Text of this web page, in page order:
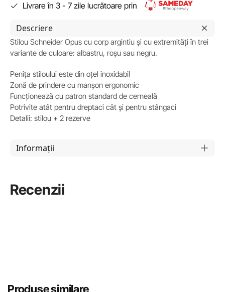
Livrare în 3 - 7 zile lucrătoare prin
Descriere
Stilou Schneider Opus cu corp argintiu și cu extremități în trei
variante de culoare: albastru, roșu sau negru.
Penița stiloului este din oțel inoxidabil
Zonă de prindere cu manșon ergonomic
Funcționează cu patron standard de cerneală
Potrivite atât pentru dreptaci cât și pentru stângaci
Detalii: stilou + 2 rezerve
Informații
Recenzii
Produse similare